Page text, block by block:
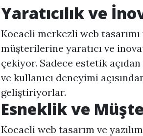
Yaratıcılık ve
Kocaeli merkezli web tasarımı
müşterilerine yaratıcı ve
çekiyor. Sadece estetik
ve kullanıcı deneyimi
geliştiriyorlar.
Esneklik ve
Kocaeli web tasarım ve